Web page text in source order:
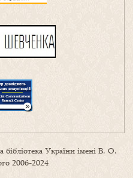
України імені В. О.
2006-2024